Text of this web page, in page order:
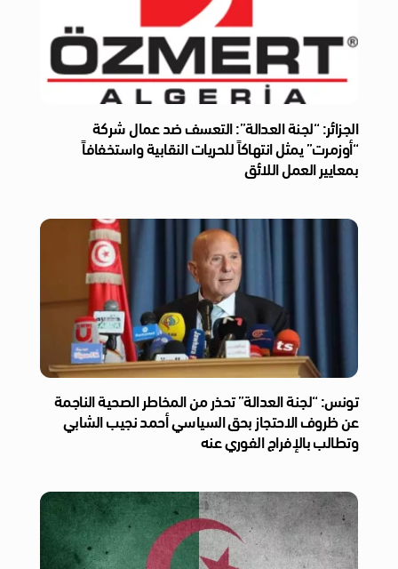
الجزائر: “لجنة العدالة”: التعسف ضد عمال شركة
“أوزمرت” يمثل انتهاكاً للحريات النقابية واستخفافاً
بمعايير العمل اللائق
تونس: “لجنة العدالة” تحذر من المخاطر الصحية الناجمة
عن ظروف الاحتجاز بحق السياسي أحمد نجيب الشابي
وتطالب بالإفراج الفوري عنه